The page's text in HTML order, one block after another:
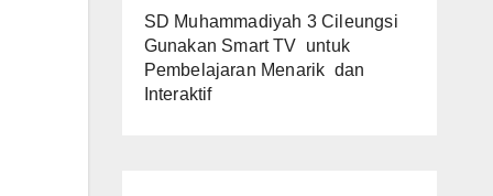
SD Muhammadiyah 3 Cileungsi
Gunakan Smart TV untuk
Pembelajaran Menarik dan
Interaktif